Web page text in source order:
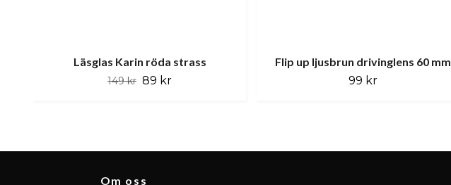
Läsglas Karin röda strass
149 kr 89 kr
Flip up ljusbrun drivinglens 60 mm
99 kr
Om oss